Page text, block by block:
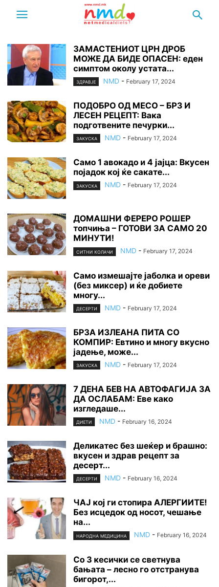
ЗАМАСТЕНИОТ ЦРН ДРОБ
МОЖЕ ДА БИДЕ ОПАСЕН: еден
симптом околу устата...
ЗДРАВЈЕ NMD - February 17, 2024
ПОДОБРО ОД МЕСО – БРЗ И
ЛЕСЕН РЕЦЕПТ: Вака
подготвените печурки...
ЗАКУСКА NMD - February 17, 2024
Само 1 авокадо и 4 јајца: Вкусен
појадок кој ќе сакате...
ЗАКУСКА NMD - February 17, 2024
ДОМАШНИ ФЕРЕРО РОШЕР
топчиња – ГОТОВИ ЗА САМО 20
МИНУТИ!
СИТНИ КОЛАЧИ NMD - February 17, 2024
Само измешајте јаболка и ореви
(без миксер) и ќе добиете
многу...
ДЕСЕРТИ NMD - February 17, 2024
БРЗА ИЗЛЕАНА ПИТА СО
КОМПИР: Евтино и многу вкусно
јадење, може...
ЗАКУСКА NMD - February 17, 2024
7 ДЕНА БЕВ НА АВТОФАГИЈА ЗА
ДА ОСЛАБАМ: Еве како
изгледаше...
ДИЕТИ NMD - February 16, 2024
Деликатес без шеќер и брашно:
вкусен и здрав рецепт за
десерт...
ДЕСЕРТИ NMD - February 16, 2024
ЧАЈ кој ги стопира АЛЕРГИИТЕ!
Без исцедок од носот, чешање
на...
НАРОДНА МЕДИЦИНА NMD - February 16, 2024
Со 3 кесички се светнува
бањата – лесно го отстранува
бигорот,...